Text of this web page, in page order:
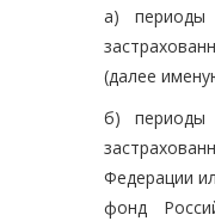
а) периоды
(далее
б) периоды
Федерации
фонд